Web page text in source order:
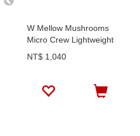
W Mellow Mushrooms
Micro Crew Lightweight
Hiking Socks
NT$ 1,040